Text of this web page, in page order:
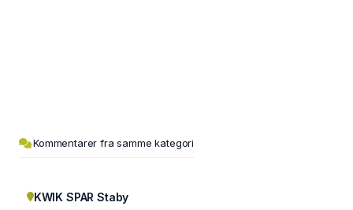
Kommentarer fra samme kategori
KWIK SPAR Staby